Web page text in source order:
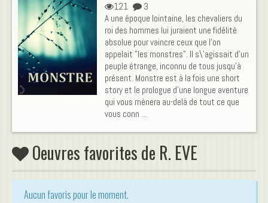
121
3
A une époque lointaine, les chevaliers du
roi des hommes lui juraient une fidélité
absolue pour vaincre ceux que l'on
appelait "les monstres". Il s\'agissait d'un
peuple étrange, inconnu de tous jusqu'à
présent. Monstre est à la fois une short
story et le prologue d’une longue aventure
qui vous mènera au-delà de tout ce que
vous conn ...
Oeuvres favorites de R. EVE
Aucun favoris pour le moment.